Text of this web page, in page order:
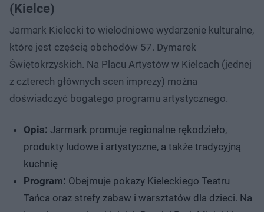
(Kielce)
Jarmark Kielecki to wielodniowe wydarzenie kulturalne,
które jest częścią obchodów 57. Dymarek
Świętokrzyskich. Na Placu Artystów w Kielcach (jednej
z czterech głównych scen imprezy) można
doświadczyć bogatego programu artystycznego.
Opis: Jarmark promuje regionalne rękodzieło,
produkty ludowe i artystyczne, a także tradycyjną
kuchnię
Program: Obejmuje pokazy Kieleckiego Teatru
Tańca oraz strefy zabaw i warsztatów dla dzieci. Na